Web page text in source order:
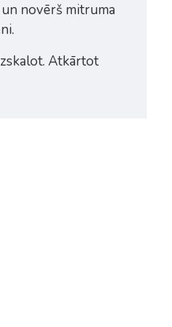
novērš mitruma
Atkārtot